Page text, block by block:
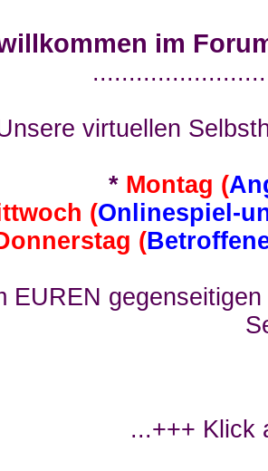
im
virtuellen
* Montag (
(Onlinespiel-
(
EUREN
...+++ Klick